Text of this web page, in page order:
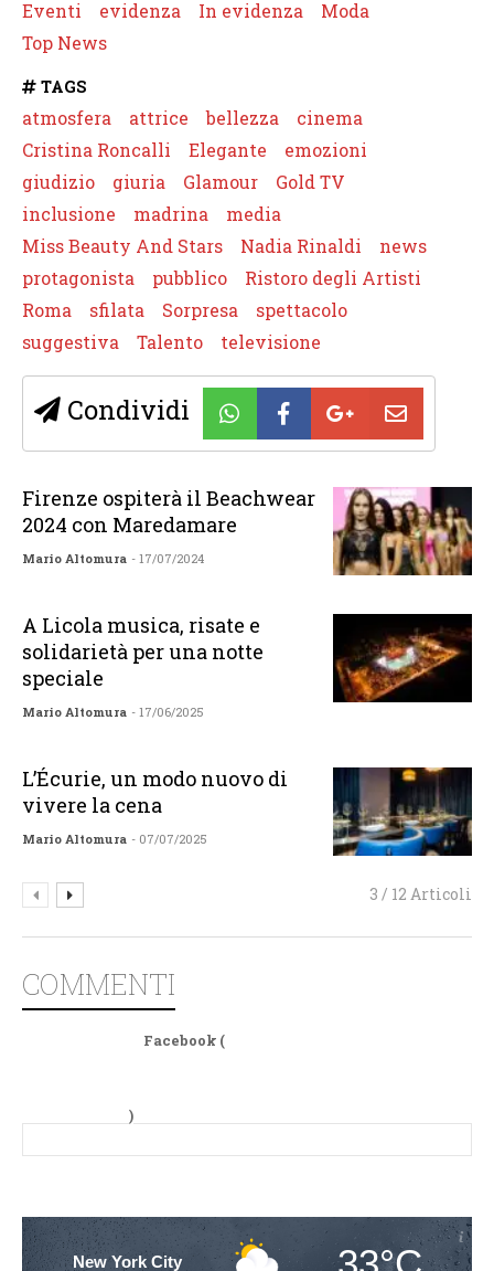
Eventi evidenza In evidenza
Moda
Top News
TAGS
atmosfera attrice bellezza
cinema
Cristina Roncalli
Elegante
emozioni
giudizio
giuria Glamour
Gold TV
inclusione
madrina
media
Miss Beauty And Stars
Nadia Rinaldi
news
protagonista
pubblico
Ristoro degli Artisti
Roma
sfilata Sorpresa
spettacolo
suggestiva
Talento televisione
Condividi
Firenze ospiterà il Beachwear
2024 con Maredamare
Mario Altomura - 17/07/2024
A Licola musica, risate e
solidarietà per una notte
speciale
Mario Altomura - 17/06/2025
L’Écurie, un modo nuovo di
vivere la cena
Mario Altomura - 07/07/2025
3 / 12 Articoli
COMMENTI
Facebook (
)
New York City 33°C